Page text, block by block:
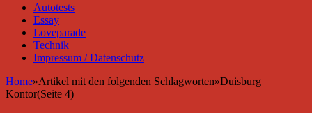
Autotests
Essay
Loveparade
Technik
Impressum / Datenschutz
Home»Artikel mit den folgenden Schlagworten»Duisburg
Kontor(Seite 4)